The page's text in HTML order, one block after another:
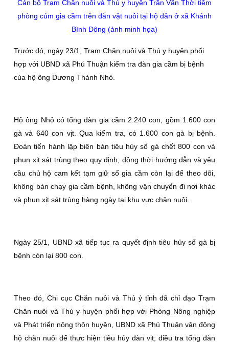
Cán bộ Trạm Chăn nuôi và Thú y huyện Trần Văn Thời tiêm
phòng cúm gia cầm trên đàn vật nuôi tại hộ dân ở xã Khánh
Bình Đông (ảnh minh họa)
Trước đó, ngày 23/1, Trạm Chăn nuôi và Thú y huyện phối
hợp với UBND xã Phú Thuận kiểm tra đàn gia cầm bị bệnh
của hộ ông Dương Thành Nhỏ.
Hộ ông Nhỏ có tổng đàn gia cầm 2.240 con, gồm 1.600 con
gà và 640 con vịt. Qua kiểm tra, có 1.600 con gà bị bệnh.
Đoàn tiến hành lập biên bản tiêu hủy số gà chết 800 con và
phun xịt sát trùng theo quy định; đồng thời hướng dẫn và yêu
cầu chủ hộ cam kết tạm giữ số gia cầm còn lại để theo dõi,
không bán chạy gia cầm bệnh, không vận chuyển đi nơi khác
và phun xịt sát trùng hàng ngày tại khu vực chăn nuôi.
Ngày 25/1, UBND xã tiếp tục ra quyết định tiêu hủy số gà bị
bệnh còn lại 800 con.
Theo đó, Chi cục Chăn nuôi và Thú ý tỉnh đã chỉ đạo Trạm
Chăn nuôi và Thú y huyện phối hợp với Phòng Nông nghiệp
và Phát triển nông thôn huyện, UBND xã Phú Thuận vận động
hộ chăn nuôi để thực hiện tiêu hủy đàn vịt; điều tra tổng đàn